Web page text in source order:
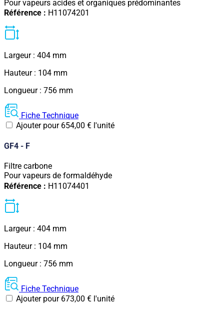
Pour vapeurs acides et organiques prédominantes
Référence : H11074201
Largeur : 404 mm
Hauteur : 104 mm
Longueur : 756 mm
Fiche Technique
Ajouter pour 654,00 € l'unité
GF4 - F
Filtre carbone
Pour vapeurs de formaldéhyde
Référence : H11074401
Largeur : 404 mm
Hauteur : 104 mm
Longueur : 756 mm
Fiche Technique
Ajouter pour 673,00 € l'unité